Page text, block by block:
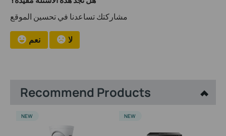
مشاركتك تساعدنا في تحسين الموقع
نعم لا
Recommend Products
NEW NEW